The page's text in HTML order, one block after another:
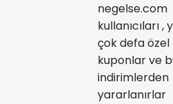
negelse.com
kullanıcıları ,
çok defa özel
kuponlar ve
indirimlerden
yararlanırlar